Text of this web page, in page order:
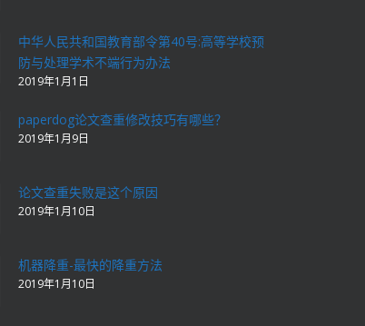
中华人民共和国教育部令第40号:高等学校预
防与处理学术不端行为办法
2019年1月1日
paperdog论文查重修改技巧有哪些？
2019年1月9日
论文查重失败是这个原因
2019年1月10日
机器降重-最快的降重方法
2019年1月10日